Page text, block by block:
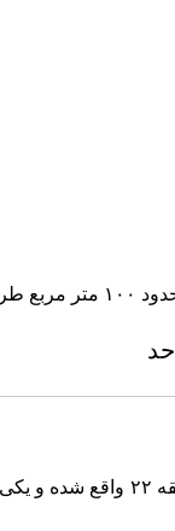
شهرک مرواریدشهر در